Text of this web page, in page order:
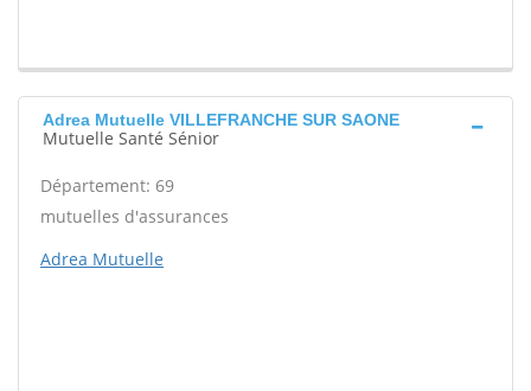
Adrea Mutuelle VILLEFRANCHE SUR SAONE
Mutuelle Santé Sénior
Département: 69
mutuelles d'assurances
Adrea Mutuelle